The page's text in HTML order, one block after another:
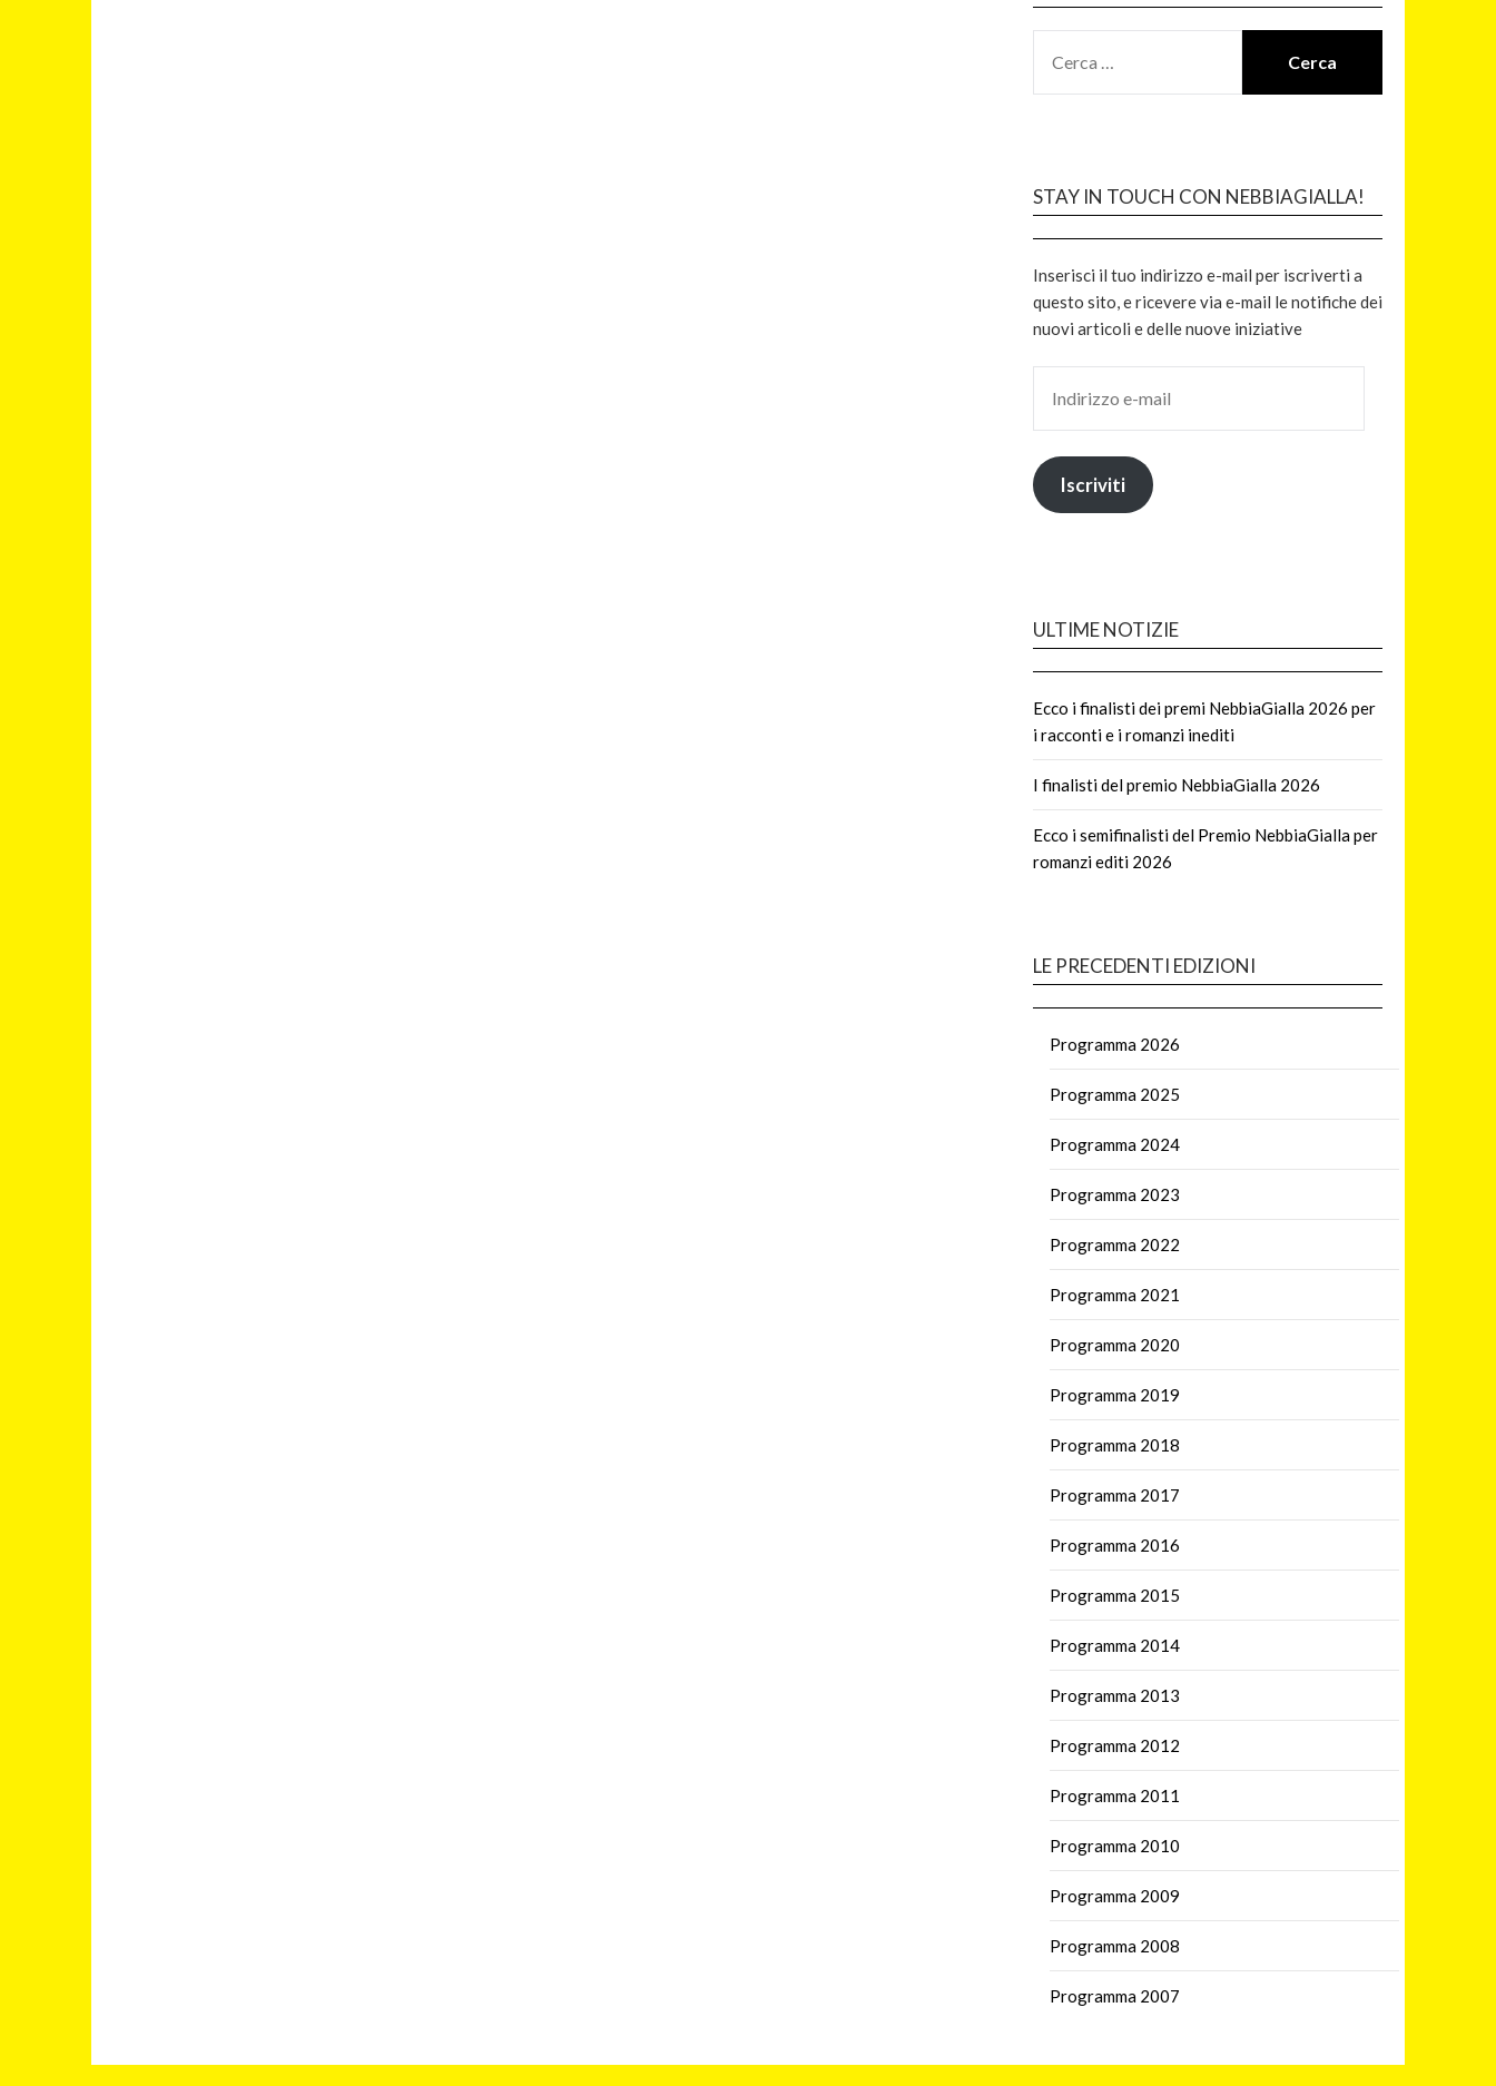
STAY IN TOUCH CON NEBBIAGIALLA!
Inserisci il tuo indirizzo e-mail per iscriverti a
questo sito, e ricevere via e-mail le notifiche dei
nuovi articoli e delle nuove iniziative
Iscriviti
ULTIME NOTIZIE
Ecco i finalisti dei premi NebbiaGialla 2026 per
i racconti e i romanzi inediti
I finalisti del premio NebbiaGialla 2026
Ecco i semifinalisti del Premio NebbiaGialla per
romanzi editi 2026
LE PRECEDENTI EDIZIONI
Programma 2026
Programma 2025
Programma 2024
Programma 2023
Programma 2022
Programma 2021
Programma 2020
Programma 2019
Programma 2018
Programma 2017
Programma 2016
Programma 2015
Programma 2014
Programma 2013
Programma 2012
Programma 2011
Programma 2010
Programma 2009
Programma 2008
Programma 2007